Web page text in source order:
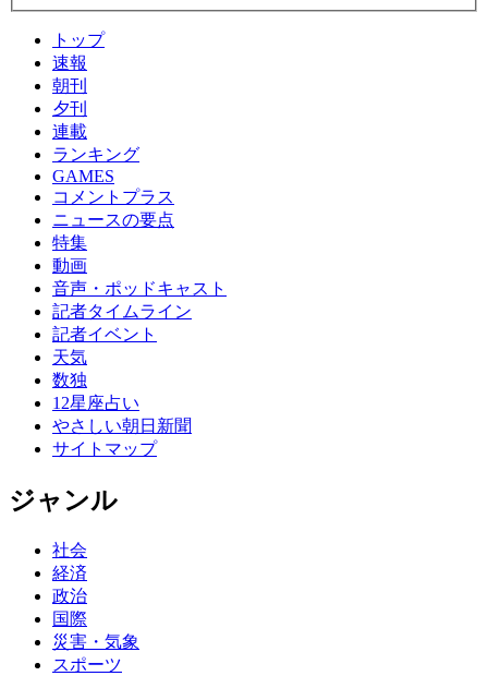
トップ
速報
朝刊
夕刊
連載
ランキング
GAMES
コメントプラス
ニュースの要点
特集
動画
音声・ポッドキャスト
記者タイムライン
記者イベント
天気
数独
12星座占い
やさしい朝日新聞
サイトマップ
ジャンル
社会
経済
政治
国際
災害・気象
スポーツ